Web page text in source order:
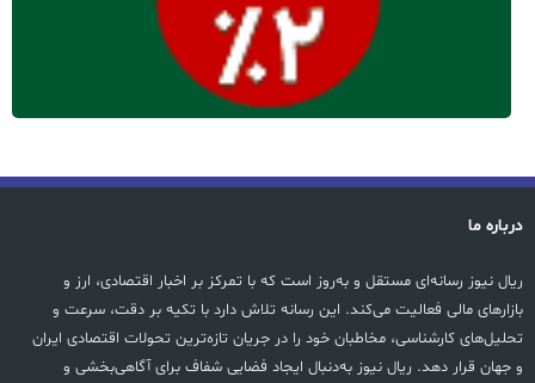
درباره ما
ریال نیوز رسانه‌ای مستقل و به‌روز است که با تمرکز بر اخبار اقتصادی، ارز و
بازارهای مالی فعالیت می‌کند. این رسانه تلاش دارد با تکیه بر دقت، سرعت و
تحلیل‌های کارشناسی، مخاطبان خود را در جریان تازه‌ترین تحولات اقتصادی ایران
و جهان قرار دهد. ریال نیوز به‌دنبال ایجاد فضایی شفاف برای آگاهی‌بخشی و